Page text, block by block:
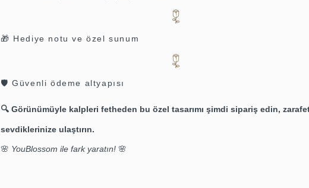
🎁 Hediye notu ve özel sunum
🛡️ Güvenli ödeme altyapısı
🔍 Görünümüyle kalpleri fetheden bu özel tasarımı şimdi sipariş edin,
sevdiklerinize ulaştırın.
🌸 YouBlossom ile fark yaratın! 🌸